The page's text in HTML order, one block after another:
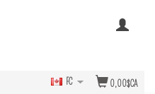
0,00$CA
FC